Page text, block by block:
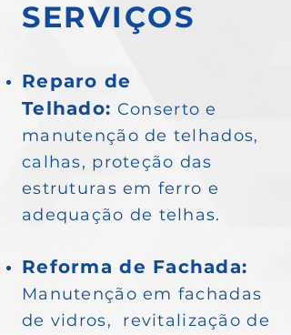
SERVIÇOS
Reparo de
Telhado: Conserto e
manutenção de telhados,
calhas, proteção das
estruturas em ferro e
adequação de telhas.
Reforma de Fachada:
Manutenção em fachadas
de vidros, revitalização de